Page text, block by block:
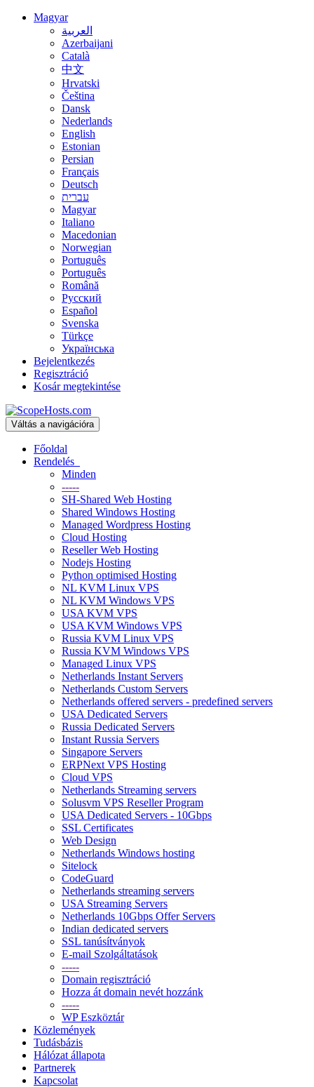
Magyar
العربية
Azerbaijani
Català
中文
Hrvatski
Čeština
Dansk
Nederlands
English
Estonian
Persian
Français
Deutsch
עברית
Magyar
Italiano
Macedonian
Norwegian
Português
Português
Română
Русский
Español
Svenska
Türkçe
Українська
Bejelentkezés
Regisztráció
Kosár megtekintése
Váltás a navigációra
Főoldal
Rendelés
Minden
-----
SH-Shared Web Hosting
Shared Windows Hosting
Managed Wordpress Hosting
Cloud Hosting
Reseller Web Hosting
Nodejs Hosting
Python optimised Hosting
NL KVM Linux VPS
NL KVM Windows VPS
USA KVM VPS
USA KVM Windows VPS
Russia KVM Linux VPS
Russia KVM Windows VPS
Managed Linux VPS
Netherlands Instant Servers
Netherlands Custom Servers
Netherlands offered servers - predefined servers
USA Dedicated Servers
Russia Dedicated Servers
Instant Russia Servers
Singapore Servers
ERPNext VPS Hosting
Cloud VPS
Netherlands Streaming servers
Solusvm VPS Reseller Program
USA Dedicated Servers - 10Gbps
SSL Certificates
Web Design
Netherlands Windows hosting
Sitelock
CodeGuard
Netherlands streaming servers
USA Streaming Servers
Netherlands 10Gbps Offer Servers
Indian dedicated servers
SSL tanúsítványok
E-mail Szolgáltatások
-----
Domain regisztráció
Hozza át domain nevét hozzánk
-----
WP Eszköztár
Közlemények
Tudásbázis
Hálózat állapota
Partnerek
Kapcsolat